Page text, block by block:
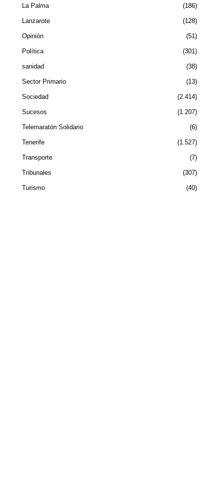
La Palma 186
Lanzarote 128
Opinión 51
Política 301
sanidad 38
Sector Primario 13
Sociedad 2.414
Sucesos 1.207
Telemaratón Solidario 6
Tenerife 1.527
Transporte 7
Tribunales 307
Turismo 40